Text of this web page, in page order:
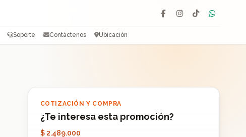
Facebook
Instagram
TikTok
Soporte Contáctenos Ubicación
COTIZACIÓN Y COMPRA
¿Te interesa esta promoción?
$ 2.489.000